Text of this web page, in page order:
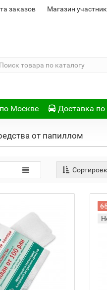
заказов Магазин
Москве Доставка
от папиллом